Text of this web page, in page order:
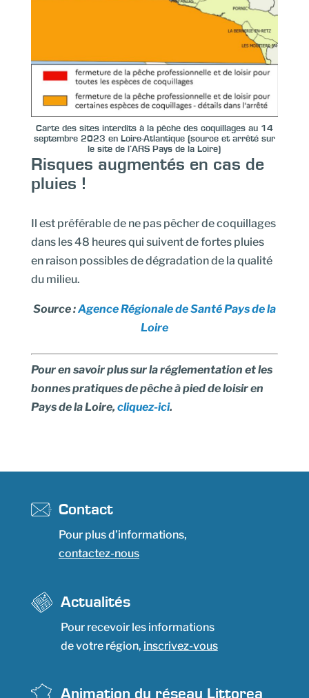
Carte des sites interdits à la pêche des coquillages au 14
septembre 2023 en Loire-Atlantique (source et arrêté sur
lesite de l’ARS Pays de la Loire)
Risques augmentés en cas de
pluies !
Il est préférable de ne pas pêcher de coquillages
dans les 48 heures qui suivent de fortes pluies
en raison possibles de dégradation de la qualité
du milieu.
Source :Agence Régionale de Santé Pays de la
Loire
Pour en savoir plus sur la réglementation et les
bonnes pratiques de pêche à pied de loisir en
Pays de la Loire, cliquez-ici.
Contact
Pour plus d’informations,
contactez-nous
Actualités
Pour recevoir les informations
de votre région, inscrivez-vous
Animation du réseau Littorea